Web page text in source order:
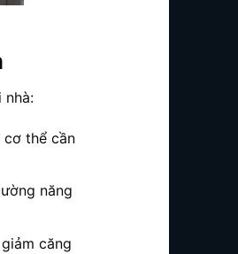
nhà:
cơ thể cần
năng
căng